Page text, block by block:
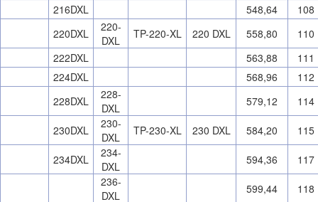
216DXL
548,64
108
220DXL
220-
DXL
TP-220-XL 220 DXL 558,80
110
222DXL
563,88
111
224DXL
568,96
112
228DXL
228-
DXL
579,12 114
230DXL
230-
DXL
TP-230-XL 230 DXL 584,20 115
234DXL
234-
DXL
594,36
117
236-
DXL
599,44 118